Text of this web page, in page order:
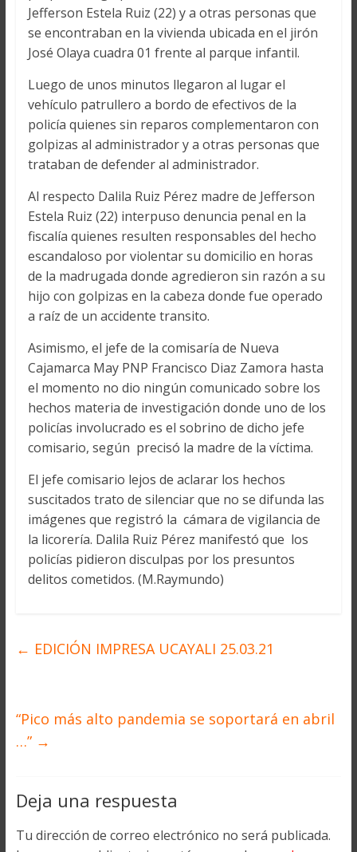
Jefferson Estela Ruiz (22) y a otras personas que
se encontraban en la vivienda ubicada en el jirón
José Olaya cuadra 01 frente al parque infantil.
Luego de unos minutos llegaron al lugar el
vehículo patrullero a bordo de efectivos de la
policía quienes sin reparos complementaron con
golpizas al administrador y a otras personas que
trataban de defender al administrador.
Al respecto Dalila Ruiz Pérez madre de Jefferson
Estela Ruiz (22) interpuso denuncia penal en la
fiscalía quienes resulten responsables del hecho
escandaloso por violentar su domicilio en horas
de la madrugada donde agredieron sin razón a su
hijo con golpizas en la cabeza donde fue operado
a raíz de un accidente transito.
Asimismo, el jefe de la comisaría de Nueva
Cajamarca May PNP Francisco Diaz Zamora hasta
el momento no dio ningún comunicado sobre los
hechos materia de investigación donde uno de los
policías involucrado es el sobrino de dicho jefe
comisario, según precisó la madre de la víctima.
El jefe comisario lejos de aclarar los hechos
suscitados trato de silenciar que no se difunda las
imágenes que registró la cámara de vigilancia de
la licorería. Dalila Ruiz Pérez manifestó que los
policías pidieron disculpas por los presuntos
delitos cometidos. (M.Raymundo)
← EDICIÓN IMPRESA UCAYALI 25.03.21
“Pico más alto pandemia se soportará en abril
…” →
Deja una respuesta
Tu dirección de correo electrónico no será publicada.